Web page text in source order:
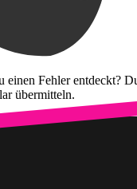
einen Fehler entdeckt?
übermitteln.